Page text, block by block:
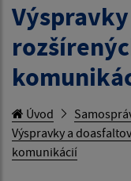
Úvod
Výspravky a
komunikácií